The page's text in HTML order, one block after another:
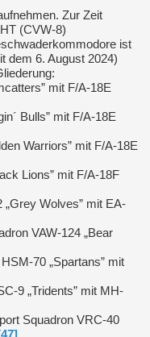
Zur Zeit
(CVW-8)
ist
dem 6. August 2024)
mit F/A-18E
Bulls” mit F/A-18E
Warriors” mit F/A-18E
Lions” mit F/A-18F
Wolves” mit EA-
VAW-124 „Bear
70 „Spartans” mit
9 „Tridents” mit MH-
Squadron VRC-40